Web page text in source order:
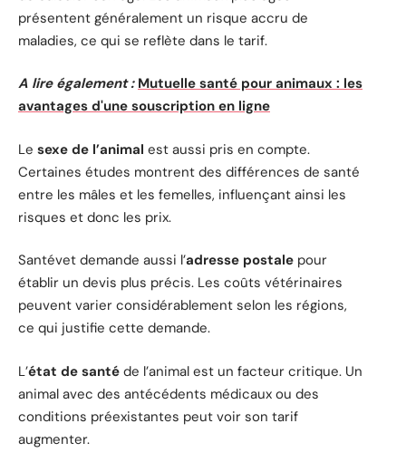
présentent généralement un risque accru de
maladies, ce qui se reflète dans le tarif.
A lire également : Mutuelle santé pour animaux : les
avantages d'une souscription en ligne
Le sexe de l’animal est aussi pris en compte.
Certaines études montrent des différences de santé
entre les mâles et les femelles, influençant ainsi les
risques et donc les prix.
Santévet demande aussi l’adresse postale pour
établir un devis plus précis. Les coûts vétérinaires
peuvent varier considérablement selon les régions,
ce qui justifie cette demande.
L’état de santé de l’animal est un facteur critique. Un
animal avec des antécédents médicaux ou des
conditions préexistantes peut voir son tarif
augmenter.